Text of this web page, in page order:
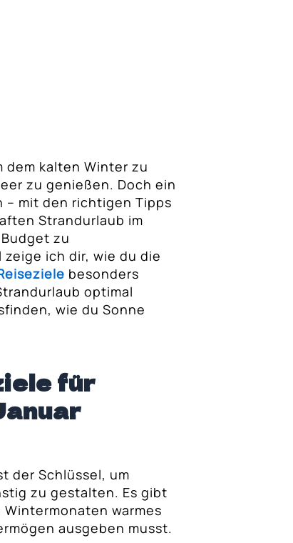
dem kalten Winter zu
zu genießen. Doch ein
– mit den richtigen Tipps
Strandurlaub im
zu
ich dir, wie du die
besonders
optimal
wie du Sonne
für
der Schlüssel, um
zu gestalten. Es gibt
warmes
ausgeben musst.